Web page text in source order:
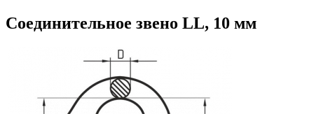
Соединительное звено LL, 10 мм